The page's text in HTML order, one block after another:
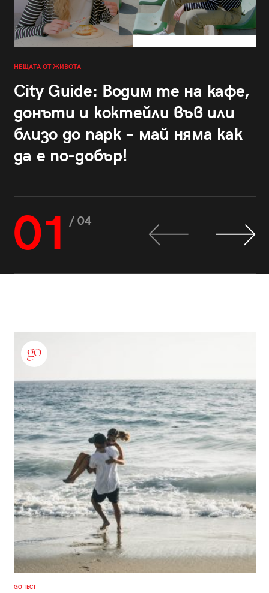
НЕЩАТА ОТ ЖИВОТА
City Guide: Водим те на кафе,
донъти и коктейли във или
близо до парк – май няма как
да е по-добър!
01 / 04
GO ТЕСТ